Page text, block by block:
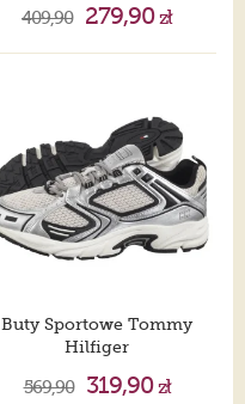
409,90 279,90zł
Buty Sportowe Tommy
Hilfiger
569,90 319,90zł